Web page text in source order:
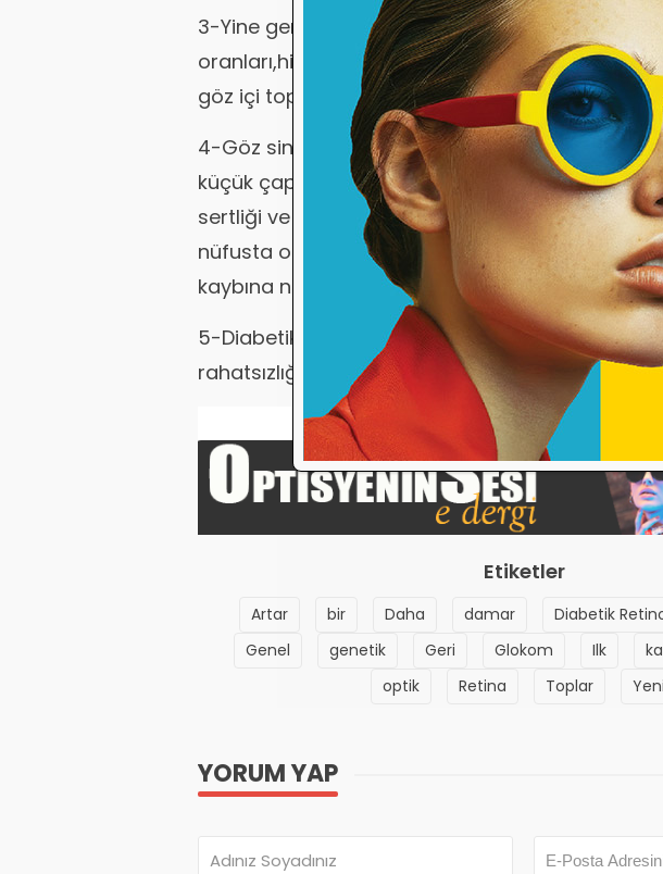
3-Yine genel durum dengesizliklerine bağlı
oranları,hipertansyon,şah damar tıkanıklıkları
göz içi toplar veya atar damar tıkanıklıkları
4-Göz siniri damar tıkanıklıkları : Daha çok
küçük çapta olan ve ani genel tansyon düşüşü
sertliği ve hipertansyonlularsa görülen bu
nüfusta oransal olarak daha sık
kaybına neden olur.
5-Diabetik Retinopati: Direkt olarak şekere bağlı
rahatsızlığıdır.
Etiketler
Artar bir Daha damar Diabetik
Genel
genetik Geri Glokom Ilk
optik
Retina Toplar Yeni
YORUM YAP